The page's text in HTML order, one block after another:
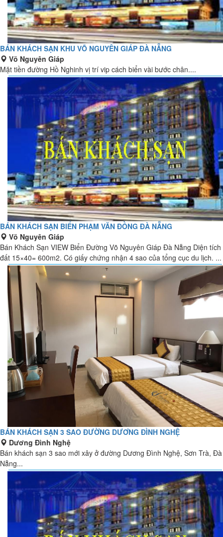
BÁN KHÁCH SẠN KHU VÕ NGUYÊN GIÁP ĐÀ NẴNG
Võ Nguyên Giáp
Mặt tiền đường Hồ Nghinh vị trí vip cách biển vài bước chân....
BÁN KHÁCH SẠN BIỂN PHẠM VĂN ĐỒNG ĐÀ NẴNG
Võ Nguyên Giáp
Bán Khách Sạn VIEW Biển Đường Võ Nguyên Giáp Đà Nẵng Diện tích
đất 15×40= 600m2. Có giấy chứng nhận 4 sao của tổng cục du lịch. ...
BÁN KHÁCH SẠN 3 SAO ĐƯỜNG DƯƠNG ĐÌNH NGHỆ
Dương Đình Nghệ
Bán khách sạn 3 sao mới xây ở đường Dương Đình Nghệ, Sơn Trà, Đà
Nẵng...